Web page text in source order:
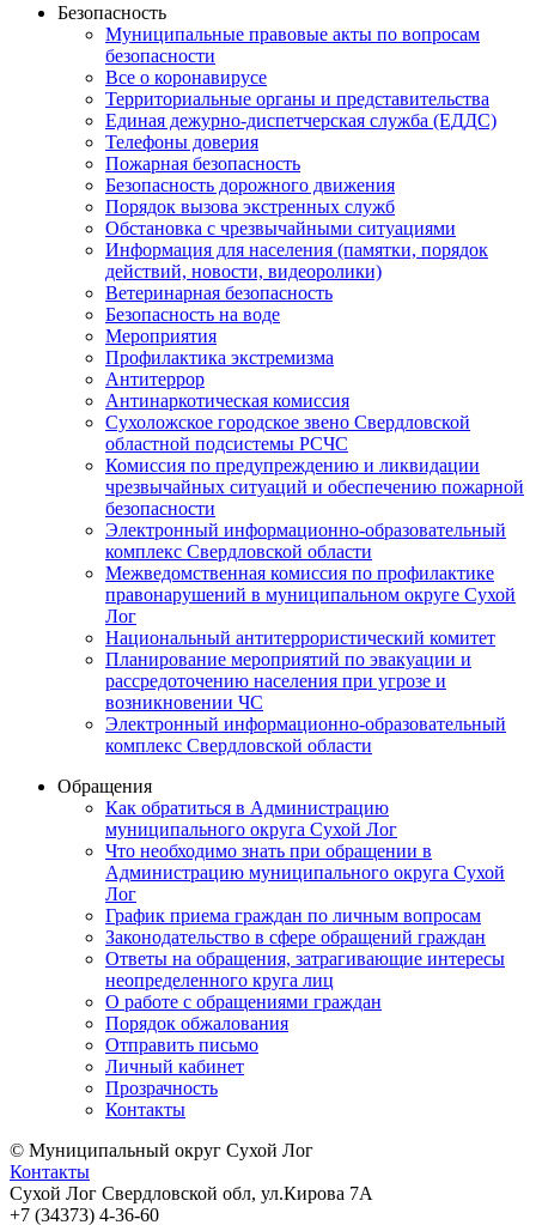
Безопасность
Муниципальные правовые акты по вопросам
безопасности
Все о коронавирусе
Территориальные органы и представительства
Единая дежурно-диспетчерская служба (ЕДДС)
Телефоны доверия
Пожарная безопасность
Безопасность дорожного движения
Порядок вызова экстренных служб
Обстановка с чрезвычайными ситуациями
Информация для населения (памятки, порядок
действий, новости, видеоролики)
Ветеринарная безопасность
Безопасность на воде
Мероприятия
Профилактика экстремизма
Антитеррор
Антинаркотическая комиссия
Сухоложское городское звено Свердловской
областной подсистемы РСЧС
Комиссия по предупреждению и ликвидации
чрезвычайных ситуаций и обеспечению пожарной
безопасности
Электронный информационно-образовательный
комплекс Cвердловской области
Межведомственная комиссия по профилактике
правонарушений в муниципальном округе Сухой
Лог
Национальный антитеррористический комитет
Планирование мероприятий по эвакуации и
рассредоточению населения при угрозе и
возникновении ЧС
Электронный информационно-образовательный
комплекс Свердловской области
Обращения
Как обратиться в Администрацию
муниципального округа Сухой Лог
Что необходимо знать при обращении в
Администрацию муниципального округа Сухой
Лог
График приема граждан по личным вопросам
Законодательство в сфере обращений граждан
Ответы на обращения, затрагивающие интересы
неопределенного круга лиц
О работе с обращениями граждан
Порядок обжалования
Отправить письмо
Личный кабинет
Прозрачность
Контакты
© Муниципальный округ Сухой Лог
Контакты
Сухой Лог Свердловской обл, ул.Кирова 7А
+7 (34373) 4-36-60